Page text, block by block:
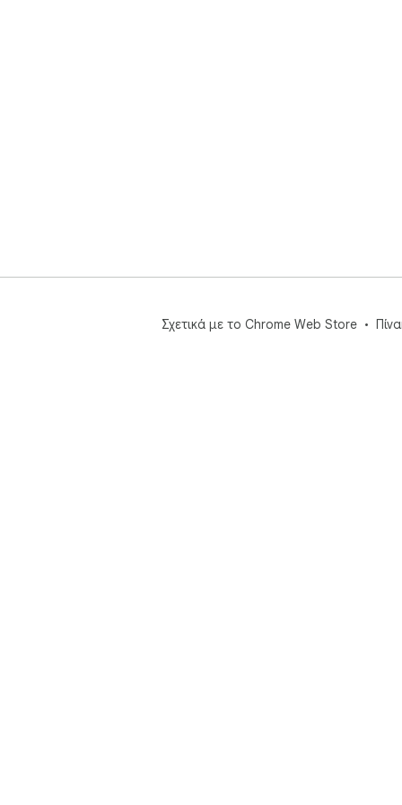
Σχετικά με το Chrome Web Store